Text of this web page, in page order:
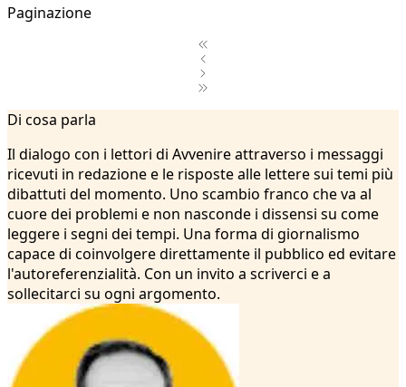
Paginazione
2
...
9
Di cosa parla
Il dialogo con i lettori di Avvenire attraverso i messaggi
ricevuti in redazione e le risposte alle lettere sui temi più
dibattuti del momento. Uno scambio franco che va al
cuore dei problemi e non nasconde i dissensi su come
leggere i segni dei tempi. Una forma di giornalismo
capace di coinvolgere direttamente il pubblico ed evitare
l'autoreferenzialità. Con un invito a scriverci e a
sollecitarci su ogni argomento.